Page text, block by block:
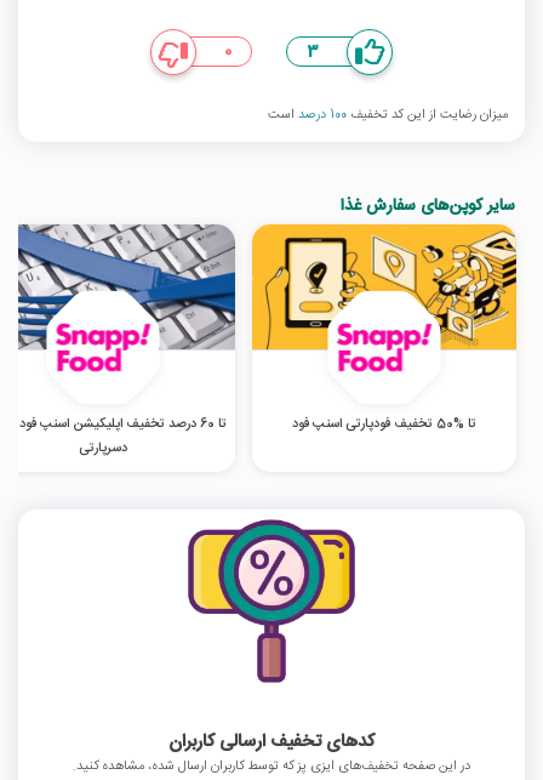
3
0
میزان رضایت از این کد تخفیف 100 درصد است
سایر کوپن‌های سفارش غذا
تا %50 تخفیف فودپارتی اسنپ فود
تا 60 درصد تخفیف اپلیکیشن اسنپ فود
دسرپارتی
کدهای تخفیف ارسالی کاربران
در این صفحه تخفیف‌های ایزی پز که توسط کاربران ارسال شده، مشاهده کنید.